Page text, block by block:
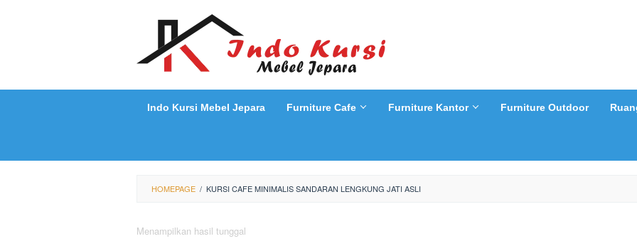
Indo Kursi Mebel Jepara Furniture Cafe Furniture Kantor Furniture Outdoor
HOMEPAGE / KURSI CAFE MINIMALIS SANDARAN LENGKUNG JATI ASLI
Menampilkan hasil tunggal